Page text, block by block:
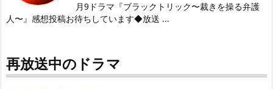
月9ドラマ『ブラックトリック〜裁きを操る弁護
人〜』感想投稿お待ちしています◆放送 ...
再放送中のドラマ